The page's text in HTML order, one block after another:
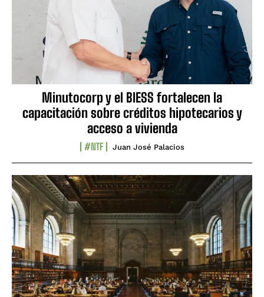
Minutocorp y el BIESS fortalecen la
capacitación sobre créditos hipotecarios y
acceso a vivienda
#NTF Juan José Palacios